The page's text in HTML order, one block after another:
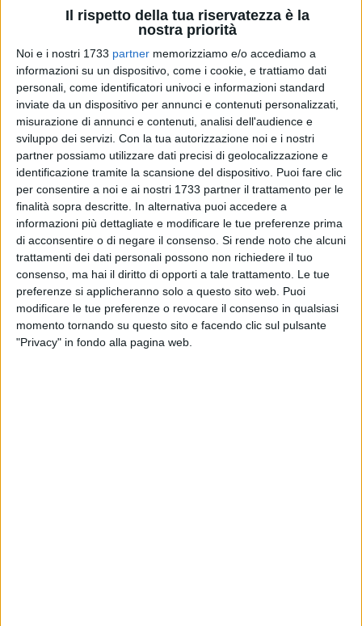
Il rispetto della tua riservatezza è la
nostra priorità
Noi e i nostri 1733 partner memorizziamo e/o accediamo a
informazioni su un dispositivo, come i cookie, e trattiamo dati
personali, come identificatori univoci e informazioni standard
inviate da un dispositivo per annunci e contenuti personalizzati,
misurazione di annunci e contenuti, analisi dell'audience e
sviluppo dei servizi. Con la tua autorizzazione noi e i nostri
partner possiamo utilizzare dati precisi di geolocalizzazione e
identificazione tramite la scansione del dispositivo. Puoi fare clic
per consentire a noi e ai nostri 1733 partner il trattamento per le
finalità sopra descritte. In alternativa puoi accedere a
informazioni più dettagliate e modificare le tue preferenze prima
di acconsentire o di negare il consenso. Si rende noto che alcuni
trattamenti dei dati personali possono non richiedere il tuo
consenso, ma hai il diritto di opporti a tale trattamento. Le tue
preferenze si applicheranno solo a questo sito web. Puoi
modificare le tue preferenze o revocare il consenso in qualsiasi
momento tornando su questo sito e facendo clic sul pulsante
"Privacy" in fondo alla pagina web.
quanto stabilito dall'amministrazione comunale, bagni e
Nel pomeriggio di giovedì, allo stadio erano rimasti solo
pochi venditori, molti ragazzi extracomunitari, seduti o stesi
su dei teli, ognuno nel proprio spazio e si dicono soddisfatti
per l'accoglienza ricevuta quest'anno dai materani. Le loro
bancarelle sono situate a pochi passi dalle loro dimore di
fortuna "possiamo raggiungerle anche a piedi o guardarle in
lontananza stando tranquilli che nessuno toccherà nulla"
raccontano.
Nell'area allestita per i due giorni caldi della festa non ci
sono tracce di abbandono o degrado che tanto hanno fatto
discutere in questi ultimi anni.
Tuttavia solo pochi di loro hanno accettato l'invito
dell'amministrazione a sistemarsi presso lo stadio. Basta
allontanarsi di pochi passi e dirigersi verso il centro, per